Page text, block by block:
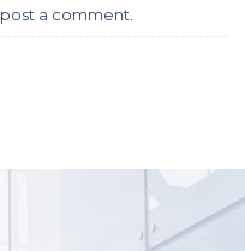
post a comment